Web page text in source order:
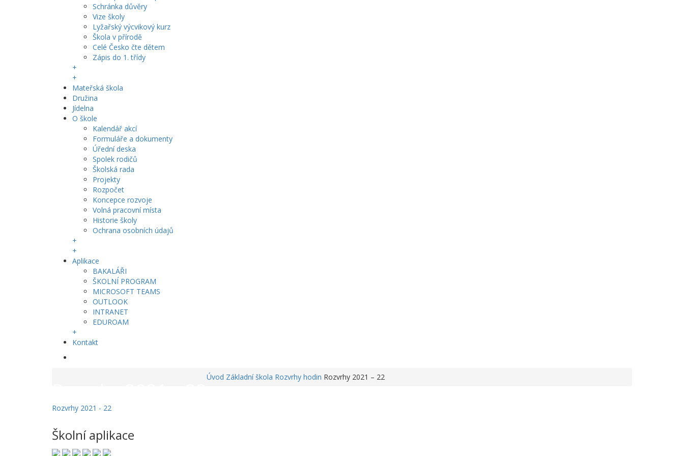
Schránka důvěry
Vize školy
Lyžařský výcvikový kurz
Škola v přírodě
Celé Česko čte dětem
Zápis do 1. třídy
+
+
Mateřská škola
Družina
Jídelna
O škole
Kalendář akcí
Formuláře a dokumenty
Úřední deska
Spolek rodičů
Školská rada
Projekty
Rozpočet
Koncepce rozvoje
Volná pracovní místa
Historie školy
Ochrana osobních údajů
+
+
Aplikace
BAKALÁŘI
ŠKOLNÍ PROGRAM
MICROSOFT TEAMS
OUTLOOK
INTRANET
EDUROAM
+
Kontakt
Úvod Základní škola Rozvrhy hodin Rozvrhy 2021 – 22
Rozvrhy 2021 - 22
Školní aplikace